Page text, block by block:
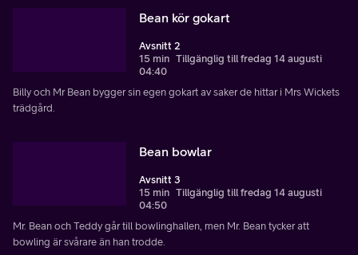
Bean kör gokart
Avsnitt 2
15 min Tillgänglig till fredag 14 augusti
04:40
Billy och Mr Bean bygger sin egen gokart av saker de hittar i Mrs Wickets
trädgård.
Bean bowlar
Avsnitt 3
15 min Tillgänglig till fredag 14 augusti
04:50
Mr. Bean och Teddy går till bowlinghallen, men Mr. Bean tycker att
bowling är svårare än han trodde.